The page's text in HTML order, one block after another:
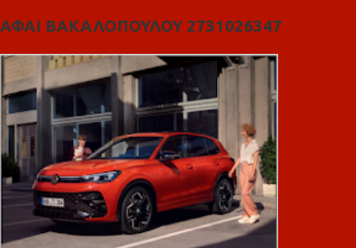
ΑΦΑΙ ΒΑΚΑΛΟΠΟΥΛΟΥ 2731026347